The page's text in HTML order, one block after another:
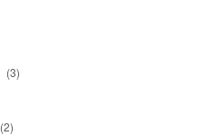
(3)
(2)